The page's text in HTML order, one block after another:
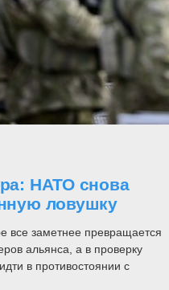
НАТО снова
ловушку
все заметнее превращается
альянса, а в проверку
в противостоянии с